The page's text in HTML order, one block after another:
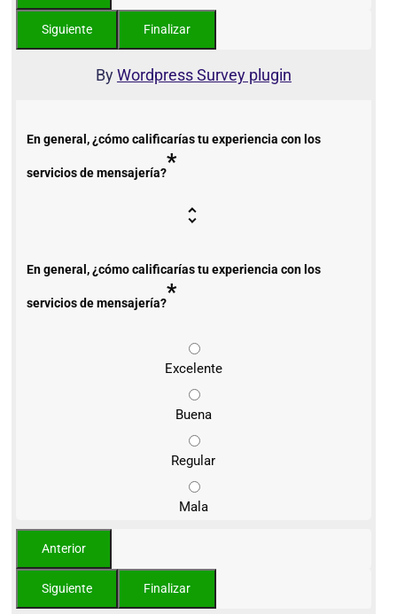
ByWordpress Survey plugin
En general, ¿cómo calificarías tu experiencia con los
servicios de mensajería?*
En general, ¿cómo calificarías tu experiencia con los
servicios de mensajería?*
Excelente
Buena
Regular
Mala